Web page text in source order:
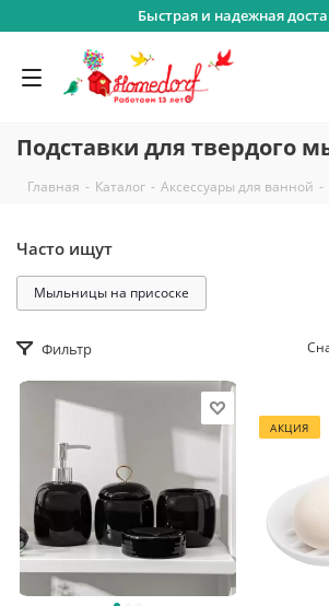
Быстрая и надежная
Подставки для твердого
Главная - Каталог - Аксессуары для ванной -
Фильтр
Часто ищут
Мыльницы на присоске
АКЦИЯ